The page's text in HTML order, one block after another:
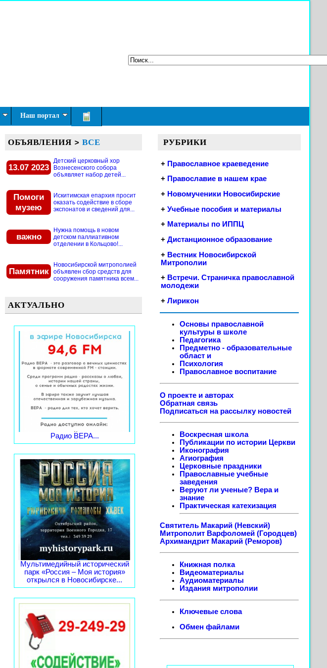
Наш портал
ОБЪЯВЛЕНИЯ > ВСЕ
13.07 2023
Детский церковный хор
Вознесенского собора
объявляет набор детей...
Помоги
музею
Искитимская епархия просит
оказать содействие в сборе
экспонатов и сведений для...
важно
Нужна помощь в новом
детском паллиативном
отделении в Кольцово!...
Памятник
Новосибирской митрополией
объявлен сбор средств для
сооружения памятника всем...
АКТУАЛЬНО
Радио ВЕРА...
Мультимедийный исторический
парк «Россия – Моя история»
открылся в Новосибирске...
РУБРИКИ
+ Православное краеведение
+ Православие в нашем крае
+ Новомученики Новосибирские
+ Учебные пособия и материалы
+ Материалы по ИППЦ
+ Дистанционное образование
+ Вестник Новосибирской
Митрополии
+ Встречи. Страничка православной
молодежи
+ Лирикон
Основы православной
культуры в школе
Педагогика
Предметно - образовательные
област и
Психология
Православное воспитание
О проекте и авторах
Обратная связь
Подписаться на рассылку новостей
Воскресная школа
Публикации по истории Церкви
Иконография
Агиография
Церковные праздники
Православные учебные
заведения
Веруют ли ученые? Вера и
знание
Практическая катехизация
Святитель Макарий (Невский)
Митрополит Варфоломей (Городцев)
Архимандрит Макарий (Реморов)
Книжная полка
Видеоматериалы
Аудиоматериалы
Издания митрополии
Ключевые слова
Обмен файлами